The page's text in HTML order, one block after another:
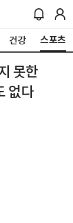
건강 스포츠
못한
없다